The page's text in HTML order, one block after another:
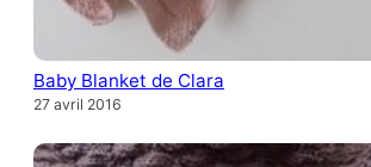
Baby Blanket de Clara
27 avril 2016